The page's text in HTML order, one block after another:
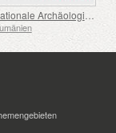
Nationale Archäologische Entdeckungen